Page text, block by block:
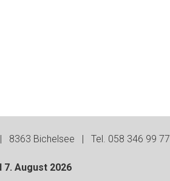
8363 Bichelsee | Tel. 058 346 99 77
August 2026